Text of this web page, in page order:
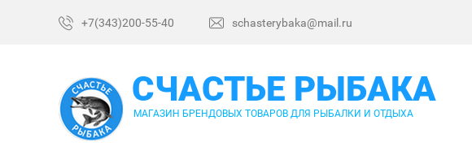
+7(343)200-55-40 schasterybaka@mail.ru
СЧАСТЬЕ РЫБАКА
МАГАЗИН БРЕНДОВЫХ ТОВАРОВ ДЛЯ РЫБАЛКИ И ОТДЫХА